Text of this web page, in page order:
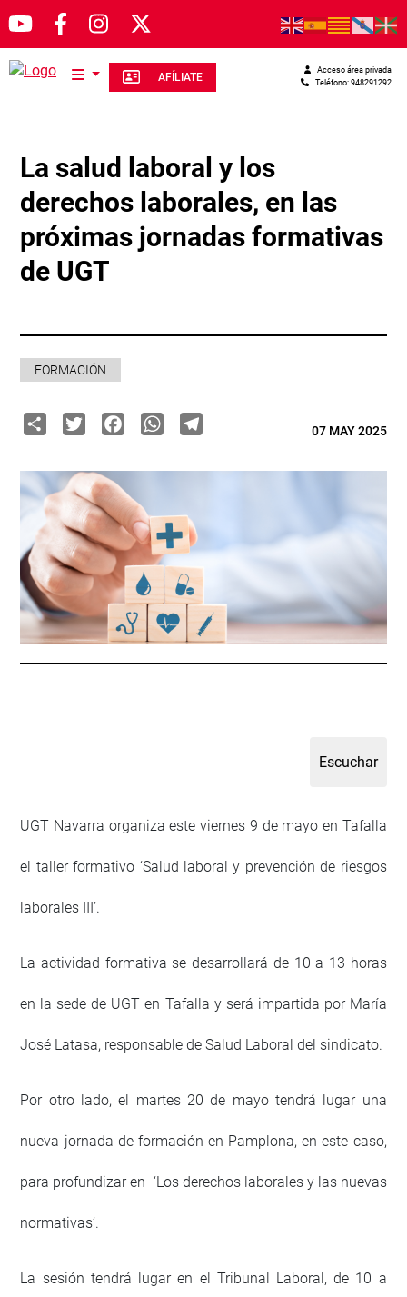
Pasar al contenido principal
AFÍLIATE Teléfono: 948291292
Acceso área privada
La salud laboral y los
derechos laborales, en las
próximas jornadas formativas
de UGT
FORMACIÓN
ShareTwitterFacebook
WhatsApp
Telegram07 MAY 2025
UGT Navarra organiza este viernes 9 de mayo en Tafalla
el taller formativo ‘Salud laboral y prevención de riesgos
laborales III’.
La actividad formativa se desarrollará de 10 a 13 horas
en la sede de UGT en Tafalla y será impartida por María
José Latasa, responsable de Salud Laboral del sindicato.
Por otro lado, el martes 20 de mayo tendrá lugar una
nueva jornada de formación en Pamplona, en este caso,
para profundizar en ‘Los derechos laborales y las nuevas
normativas’.
La sesión tendrá lugar en el Tribunal Laboral, de 10 a